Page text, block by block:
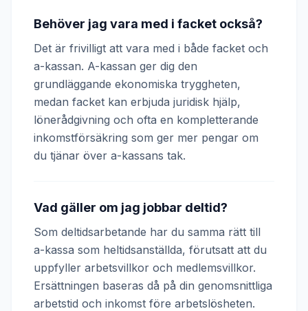
Behöver jag vara med i facket också?
Det är frivilligt att vara med i både facket och
a-kassan. A-kassan ger dig den
grundläggande ekonomiska tryggheten,
medan facket kan erbjuda juridisk hjälp,
lönerådgivning och ofta en kompletterande
inkomstförsäkring som ger mer pengar om
du tjänar över a-kassans tak.
Vad gäller om jag jobbar deltid?
Som deltidsarbetande har du samma rätt till
a-kassa som heltidsanställda, förutsatt att du
uppfyller arbetsvillkor och medlemsvillkor.
Ersättningen baseras då på din genomsnittliga
arbetstid och inkomst före arbetslösheten.